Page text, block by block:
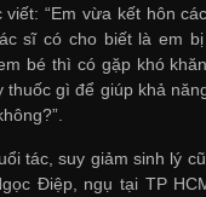
viết: “Em vừa kết hôn
sĩ có cho biết là em
bé thì có gặp khó
thuốc gì để giúp khả
tác, suy giảm sinh lý
Điệp, ngụ tại TP